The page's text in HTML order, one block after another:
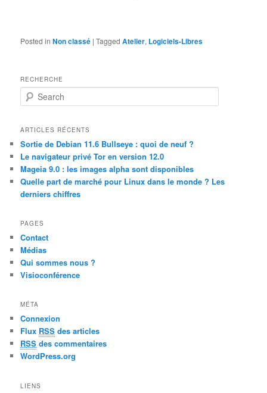
Posted in Non classé |Tagged Atelier, Logiciels-Libres
RECHERCHE
e
r
h
ARTICLES RÉCENTS
Sortie de Debian 11.6 Bullseye : quoi de neuf ?
Le navigateur privé Tor en version 12.0
Mageia 9.0 : les images alpha sont disponibles
Quelle part de marché pour Linux dans le monde ? Les
derniers chiffres
PAGES
Contact
Médias
Qui sommes nous ?
Visioconférence
MÉTA
Connexion
Flux RSS des articles
RSS des commentaires
WordPress.org
LIENS